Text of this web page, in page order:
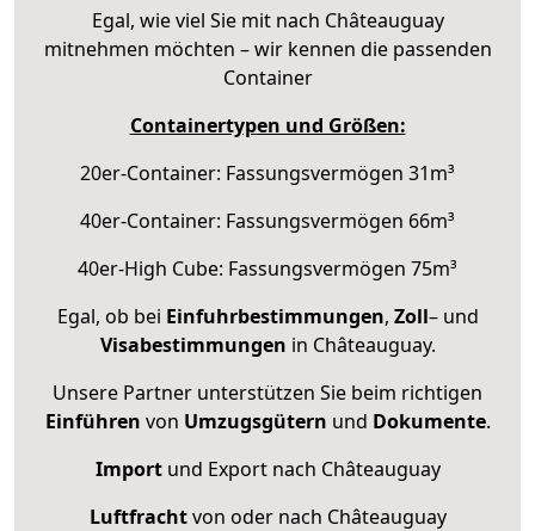
Egal, wie viel Sie mit nach Châteauguay
mitnehmen möchten – wir kennen die passenden
Container
Containertypen und Größen:
20er-Container: Fassungsvermögen 31m³
40er-Container: Fassungsvermögen 66m³
40er-High Cube: Fassungsvermögen 75m³
Egal, ob bei Einfuhrbestimmungen, Zoll– und
Visabestimmungen in Châteauguay.
Unsere Partner unterstützen Sie beim richtigen
Einführen von Umzugsgütern und Dokumente.
Importund Export nach Châteauguay
Luftfrachtvon oder nach Châteauguay